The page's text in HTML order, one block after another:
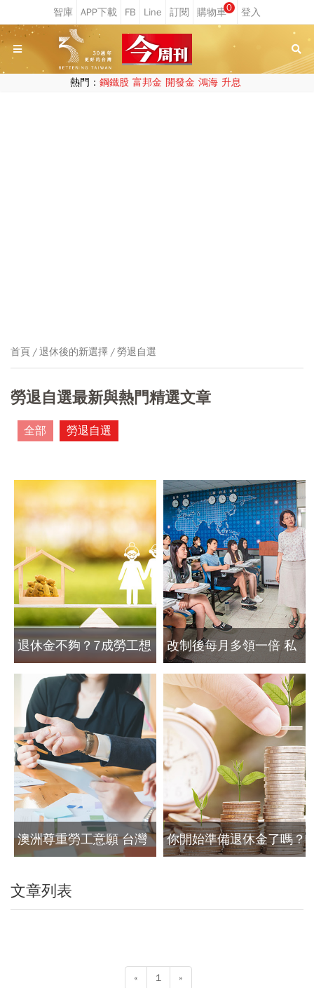
0
熱門： 鋼鐵股 富邦金 開發金 鴻海 升息
首頁 退休後的新選擇 勞退自選
勞退自選最新與熱門精選文章
全部 勞退自選
退休金不夠？7成勞工想
要自已決定退休金投資標
的
改制後每月多領一倍 私
校退撫夠穩 公校教授也
心動
澳洲尊重勞工意願 台灣
金？
你開始準備退休金了嗎？
文章列表
« 1 »